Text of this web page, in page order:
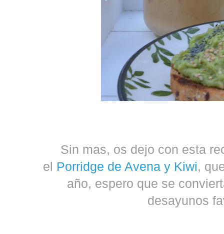
Sin mas, os dejo con esta
el Porridge de Avena y Kiwi,
año, espero que se
desayunos